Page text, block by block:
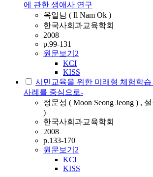
에 관한 생애사 연구
옥일남 ( Il Nam Ok )
한국사회과교육학회
2008
p.99-131
원문보기 2
KCI
KISS
시민교육을 위한 미래형 체험학
사례를 중심으로-
정문성 ( Moon Seong Jeong ) ,
)
한국사회과교육학회
2008
p.133-170
원문보기 2
KCI
KISS